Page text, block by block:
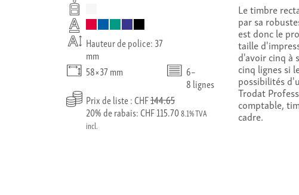
Hauteur de police: 37
mm
58×37 mm
6–
8 lignes
Prix de liste : CHF144.65
20% de rabais: CHF 115.708.1% TVA
incl.
Le timbre
par sa
est donc le
taille
d'avoir cinq à
cinq lignes si
possibilités
Trodat
comptable,
cadre.